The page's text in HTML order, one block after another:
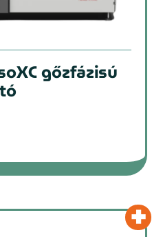
gőzfázisú